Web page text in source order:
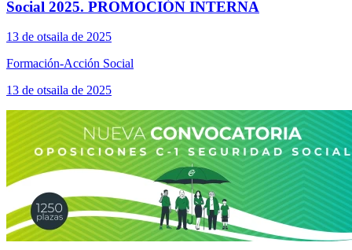
Social 2025. PROMOCIÓN INTERNA
13 de otsaila de 2025
Formación-Acción Social
13 de otsaila de 2025